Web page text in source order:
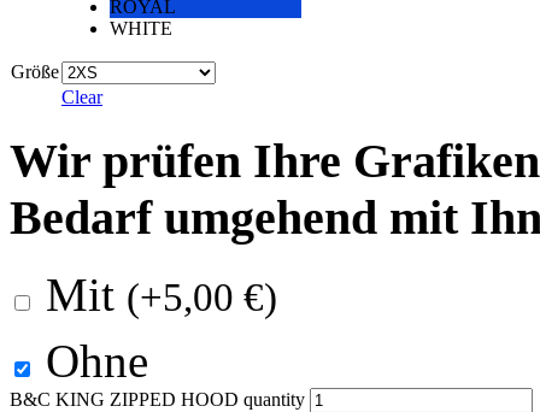
ROYAL
WHITE
Größe
Clear
Wir prüfen Ihre
Bedarf umgehend mit
Mit (+5,00 €)
Ohne
B&C KING ZIPPED HOOD quantity